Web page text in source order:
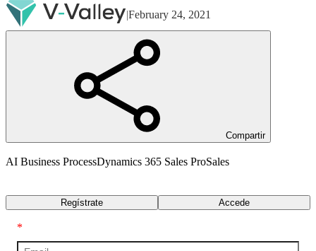
|February 24, 2021
Compartir
AI Business ProcessDynamics 365 Sales ProSales
Regístrate Accede
*